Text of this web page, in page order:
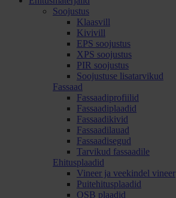
Soojustus
Klaasvill
Kivivill
EPS soojustus
XPS soojustus
PIR soojustus
Soojustuse lisatarvikud
Fassaad
Fassaadiprofiilid
Fassaadiplaadid
Fassaadikivid
Fassaadilauad
Fassaadisegud
Tarvikud fassaadile
Ehitusplaadid
Vineer ja veekindel vineer
Puitehitusplaadid
OSB plaadid